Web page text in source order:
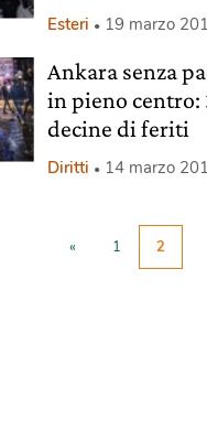
Esteri 19 marzo
Ankara senza
in pieno centro:
decine di feriti
Diritti 14 marzo
« 1 2